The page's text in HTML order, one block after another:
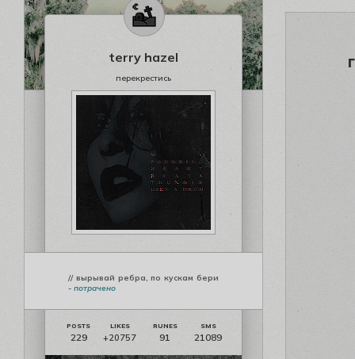
terry hazel
перекрестись
// вырывай ребра, по кускам бери
- потрачено
229 +20757 91 21089